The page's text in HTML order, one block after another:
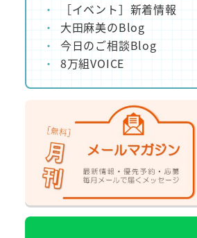
［イベント］新着情報
大田麻美のBlog
今日のご相談Blog
8万組VOICE